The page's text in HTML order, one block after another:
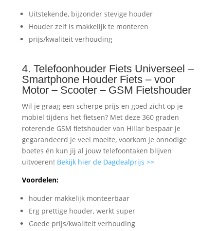
Uitstekende, bijzonder stevige houder
Houder zelf is makkelijk te monteren
prijs/kwaliteit verhouding
4. Telefoonhouder Fiets Universeel –
Smartphone Houder Fiets – voor
Motor – Scooter – GSM Fietshouder
Wil je graag een scherpe prijs en goed zicht op je
mobiel tijdens het fietsen? Met deze 360 graden
roterende GSM fietshouder van Hillar bespaar je
gegarandeerd je veel moeite, voorkom je onnodige
boetes én kun jij al jouw telefoontaken blijven
uitvoeren! Bekijk hier de Dagdealprijs >>
Voordelen:
houder makkelijk monteerbaar
Erg prettige houder, werkt super
Goede prijs/kwaliteit verhouding